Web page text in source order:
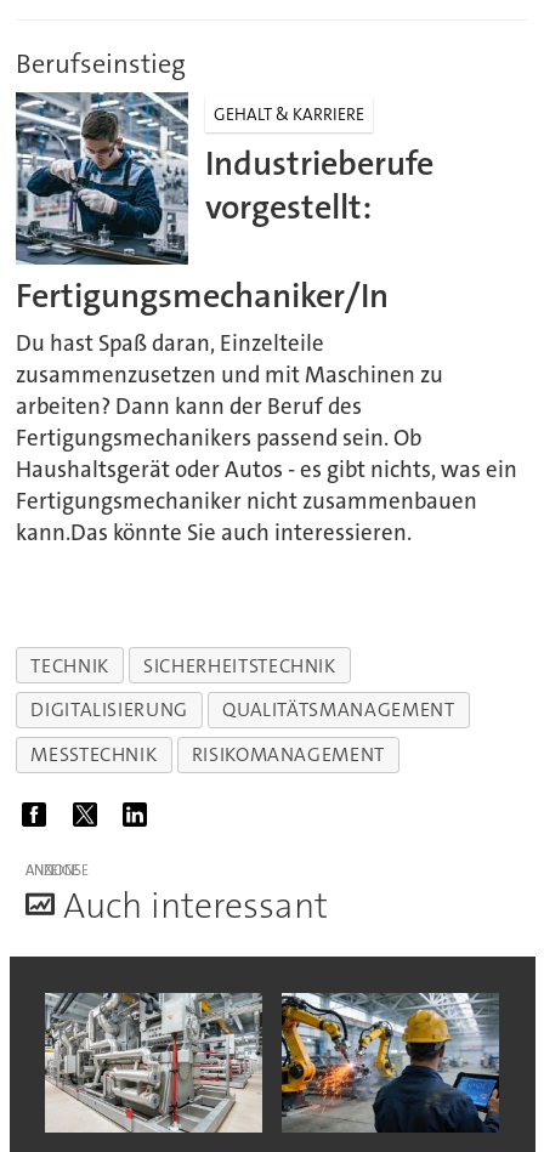
Berufseinstieg
GEHALT & KARRIERE
Industrieberufe
vorgestellt:
Fertigungsmechaniker/In
Du hast Spaß daran, Einzelteile
zusammenzusetzen und mit Maschinen zu
arbeiten? Dann kann der Beruf des
Fertigungsmechanikers passend sein. Ob
Haushaltsgerät oder Autos - es gibt nichts, was ein
Fertigungsmechaniker nicht zusammenbauen
kann.Das könnte Sie auch interessieren.
TECHNIK
SICHERHEITSTECHNIK
DIGITALISIERUNG
QUALITÄTSMANAGEMENT
MESSTECHNIK
RISIKOMANAGEMENT
ANZEIGE
Auch interessant